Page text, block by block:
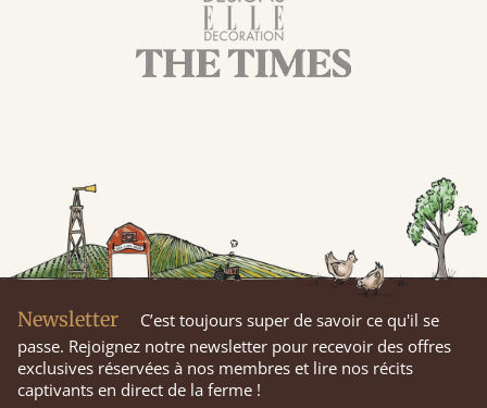
Newsletter
C’est toujours super de savoir ce qu'il se
passe. Rejoignez notre newsletter pour recevoir des offres
exclusives réservées à nos membres et lire nos récits
captivants en direct de la ferme !